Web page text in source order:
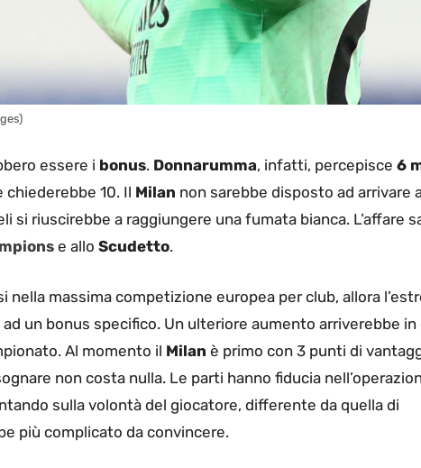
essere i bonus. Donnarumma, infatti, percepisce 6
chiederebbe 10. Il Milan non sarebbe disposto ad arrivare
si riuscirebbe a raggiungere una fumata bianca. L’affare
e allo Scudetto.
nella massima competizione europea per club, allora
un bonus specifico. Un ulteriore aumento arriverebbe in
Al momento il Milan è primo con 3 punti di
non costa nulla. Le parti hanno fiducia
sulla volontà del giocatore, differente da quella di
più complicato da convincere.